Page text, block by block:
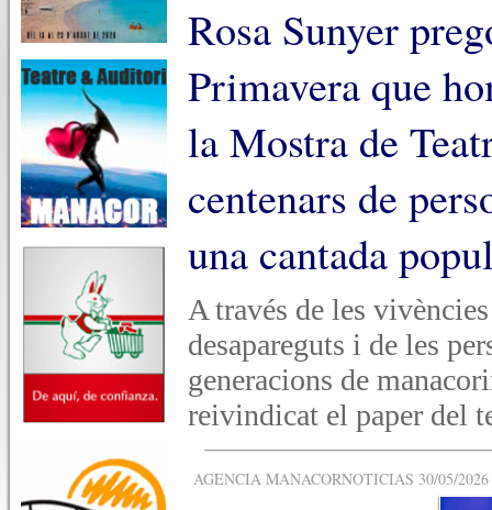
Rosa Sunyer
Primavera que
la Mostra de
centenars de
una cantada
A través de les
desapareguts i de les
generacions de
reivindicat el paper del
AGENCIA MANACORNOTICIAS 30/05/